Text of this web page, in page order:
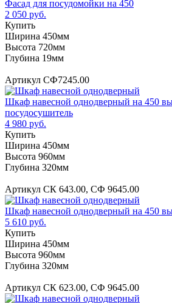
Фасад для посудомойки на 450
2 050 руб.
Купить
Ширина 450мм
Высота 720мм
Глубина 19мм
Артикул СФ7245.00
Шкаф навесной однодверный на 450
посудосушитель
4 980 руб.
Купить
Ширина 450мм
Высота 960мм
Глубина 320мм
Артикул СК 643.00, СФ 9645.00
Шкаф навесной однодверный на 450
5 610 руб.
Купить
Ширина 450мм
Высота 960мм
Глубина 320мм
Артикул СК 623.00, СФ 9645.00